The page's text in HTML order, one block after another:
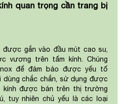
quan trọng cần trang bị
được gắn vào đầu mút cao su,
vương trên tấm kính. Chúng
để đảm bảo được yếu tố
dùng chắc chắn, sử dụng được
kính được bán trên thị trường
tuy nhiên chủ yếu là các loại